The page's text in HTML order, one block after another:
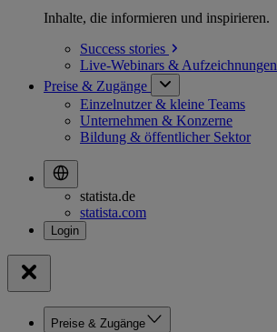
Inhalte, die informieren und inspirieren.
Success stories
Live-Webinars & Aufzeichnungen
Preise & Zugänge
Einzelnutzer & kleine Teams
Unternehmen & Konzerne
Bildung & öffentlicher Sektor
statista.de
statista.com
Preise & Zugänge